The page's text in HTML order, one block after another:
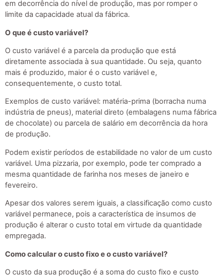
em decorrência do nível de produção, mas por romper o
limite da capacidade atual da fábrica.
O que é custo variável?
O custo variável é a parcela da produção que está
diretamente associada à sua quantidade. Ou seja, quanto
mais é produzido, maior é o custo variável e,
consequentemente, o custo total.
Exemplos de custo variável: matéria-prima (borracha numa
indústria de pneus), material direto (embalagens numa fábrica
de chocolate) ou parcela de salário em decorrência da hora
de produção.
Podem existir períodos de estabilidade no valor de um custo
variável. Uma pizzaria, por exemplo, pode ter comprado a
mesma quantidade de farinha nos meses de janeiro e
fevereiro.
Apesar dos valores serem iguais, a classificação como custo
variável permanece, pois a característica de insumos de
produção é alterar o custo total em virtude da quantidade
empregada.
Como calcular o custo fixo e o custo variável?
O custo da sua produção é a soma do custo fixo e custo